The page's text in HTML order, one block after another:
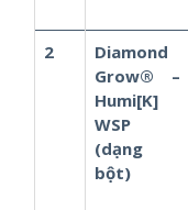
2
Diamond
Grow® –
Humi[K]
WSP
(dạng
bột)